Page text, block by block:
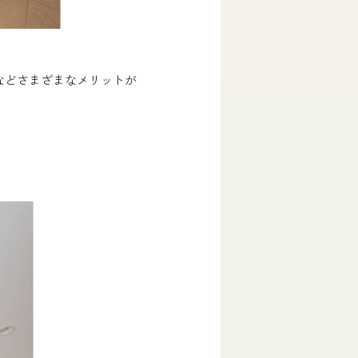
さまざまなメリットが